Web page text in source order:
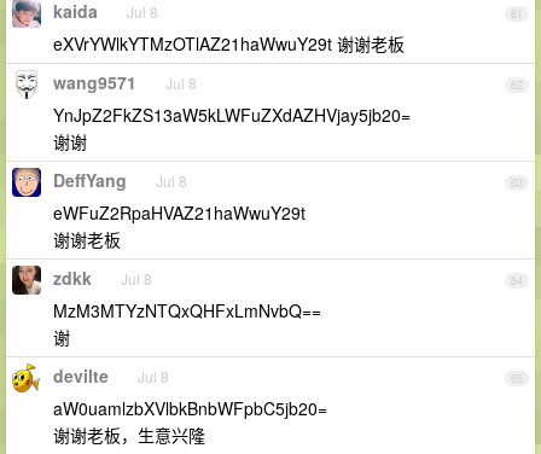
61
kaida Jul 8
eXVrYWlkYTMzOTlAZ21haWwuY29t 谢谢老板
62
wang9571 Jul 8
YnJpZ2FkZS13aW5kLWFuZXdAZHVjay5jb20=
谢谢
63
DeffYang Jul 8
eWFuZ2RpaHVAZ21haWwuY29t
谢谢老板
64
zdkk Jul 8
MzM3MTYzNTQxQHFxLmNvbQ==
谢
65
devilte Jul 8
aW0uamlzbXVlbkBnbWFpbC5jb20=
谢谢老板，生意兴隆